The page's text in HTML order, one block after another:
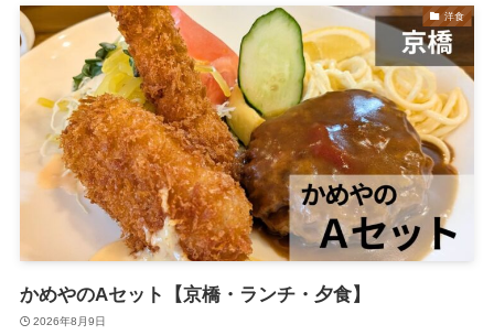
洋食
かめやのAセット【京橋・ランチ・夕食】
2026年8月9日